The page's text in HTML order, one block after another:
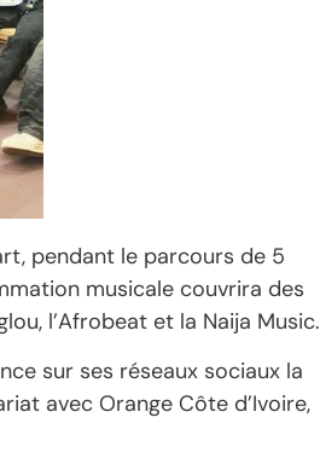
pendant le parcours de 5
musicale couvrira des
l’Afrobeat et la Naija Music.
sur ses réseaux sociaux la
avec Orange Côte d’Ivoire,